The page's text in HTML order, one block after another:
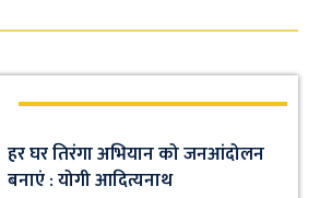
हर घर तिरंगा अभियान को जनआंदोलन
बनाएं : योगी आदित्यनाथ